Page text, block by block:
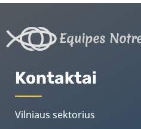
Equipes
Kontaktai
Vilniaus sektorius